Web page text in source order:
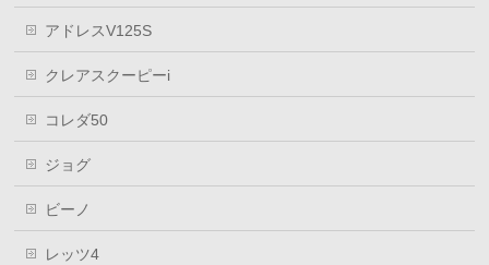
アドレスV125S
クレアスクーピーi
コレダ50
ジョグ
ビーノ
レッツ4